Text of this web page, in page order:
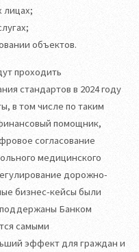
лицах;
объектов.
проходить
стандартов в 2024 году
в том числе по таким
помощник,
согласование
медицинского
дорожно-
бизнес-кейсы были
Банком
самыми
эффект для граждан и